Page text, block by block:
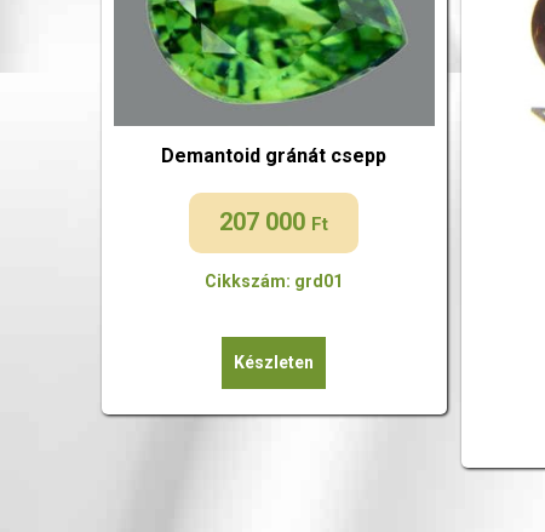
Demantoid gránát csepp
207 000 Ft
Cikkszám: grd01
Készleten